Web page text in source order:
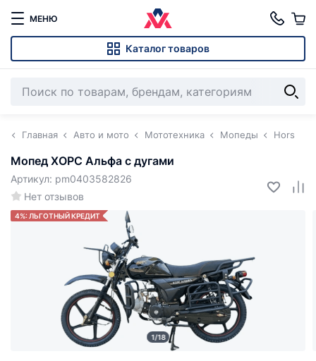
МЕНЮ
Каталог товаров
Главная Авто и мото Мототехника Мопеды Hors
Мопед ХОРС Альфа с дугами
Нет отзывов
Артикул: pm0403582826
4%: ЛЬГОТНЫЙ КРЕДИТ
1/18